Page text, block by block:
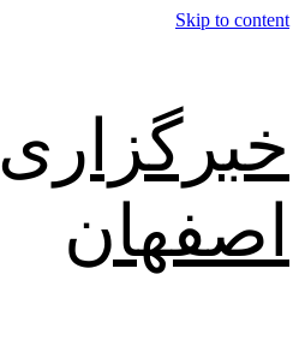
Skip to content
خبرگزاری
اصفهان